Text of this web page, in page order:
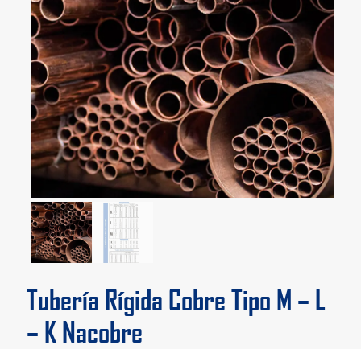
Tubería Rígida Cobre Tipo M – L
– K Nacobre